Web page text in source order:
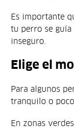
Es importante
tu perro se guía
inseguro.
Elige el
Para algunos
tranquilo o
En zonas